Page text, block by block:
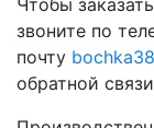
Чтобы
звоните по
почту
обратной